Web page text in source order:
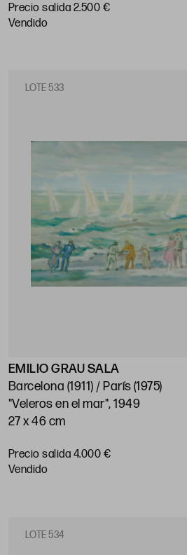
Precio salida 2.500 €
vendido
LOTE 533
EMILIO GRAU SALA
Barcelona (1911) / París (1975)
"Veleros en el mar", 1949
27 x 46 cm
Precio salida 4.000 €
vendido
LOTE 534